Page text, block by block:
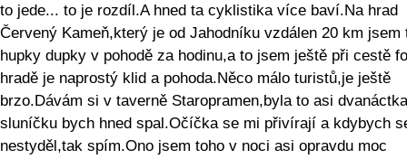
to jede... to je rozdíl.A hned ta cyklistika více baví.Na hrad
Červený Kameň,který je od Jahodníku vzdálen 20 km jsem
hupky dupky v pohodě za hodinu,a to jsem ještě při cestě
hradě je naprostý klid a pohoda.Něco málo turistů,je ještě
brzo.Dávám si v taverně Staropramen,byla to asi
sluníčku bych hned spal.Očíčka se mi přivírají a kdybych
nestyděl,tak spím.Ono jsem toho v noci asi opravdu moc